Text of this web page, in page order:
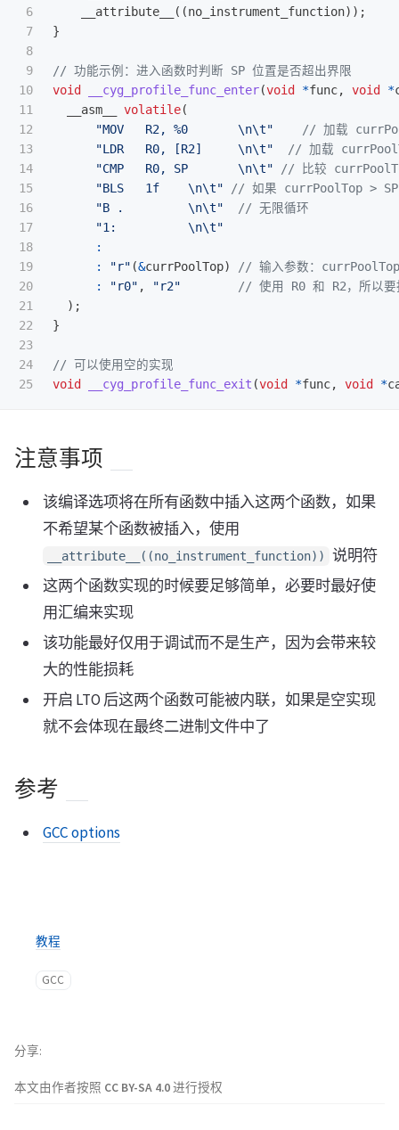
6
7
8
9
10
11
12
13
14
15
16
17
18
19
20
21
22
23
24
__attribute__
((no_instrument_function));
}
// 功能示例：进入函数时判断 SP 位置是否超出界限
void
__cyg_profile_func_enter(void *func, void *
__asm__
volatile(
"MOV   R2, %0 \n\t"
// 加载
"LDR   R0, [R2] \n\t"
// 加载
"CMP   R0, SP \n\t"
// 比较
"BLS   1f \n\t"
// 如果 currPoolTop > SP
"B . \n\t"
// 无限循环
"1: \n\t"
:
:
"r" (&currPoolTop)
// 输入参数：
:
"r0" , "r2"
// 使用 R0 和 R2，所以要
);
}
// 可以使用空的实现
void
__cyg_profile_func_exit (void *func, void *
注意事项
该编译选项将在所有函数中插入这两个函数，如果
不希望某个函数被插入，使用
__attribute__((no_instrument_function))
说明符
这两个函数实现的时候要足够简单，必要时最好使
用汇编来实现
该功能最好仅用于调试而不是生产，因为会带来较
大的性能损耗
开启 LTO 后这两个函数可能被内联，如果是空实现
就不会体现在最终二进制文件中了
参考
GCC options
教程
GCC
本文由作者按照 CC BY-SA 4.0进行授权
分享